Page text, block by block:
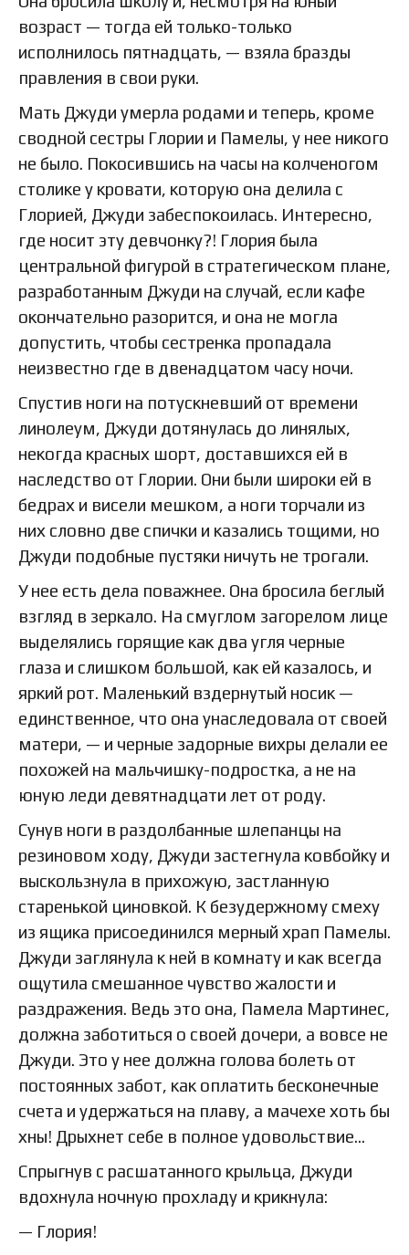
возраст — тогда ей только-только
исполнилось пятнадцать, — взяла бразды
правления в свои руки.
Мать Джуди умерла родами и теперь, кроме
сводной сестры Глории и Памелы, у нее никого
не было. Покосившись на часы на колченогом
столике у кровати, которую она делила с
Глорией, Джуди забеспокоилась. Интересно,
где носит эту девчонку?! Глория была
центральной фигурой в стратегическом плане,
разработанным Джуди на случай, если кафе
окончательно разорится, и она не могла
допустить, чтобы сестренка пропадала
неизвестно где в двенадцатом часу ночи.
Спустив ноги на потускневший от времени
линолеум, Джуди дотянулась до линялых,
некогда красных шорт, доставшихся ей в
наследство от Глории. Они были широки ей в
бедрах и висели мешком, а ноги торчали из
них словно две спички и казались тощими, но
Джуди подобные пустяки ничуть не трогали.
У нее есть дела поважнее. Она бросила беглый
взгляд в зеркало. На смуглом загорелом лице
выделялись горящие как два угля черные
глаза и слишком большой, как ей казалось, и
яркий рот. Маленький вздернутый носик —
единственное, что она унаследовала от своей
матери, — и черные задорные вихры делали ее
похожей на мальчишку-подростка, а не на
юную леди девятнадцати лет от роду.
Сунув ноги в раздолбанные шлепанцы на
резиновом ходу, Джуди застегнула ковбойку и
выскользнула в прихожую, застланную
старенькой циновкой. К безудержному смеху
из ящика присоединился мерный храп Памелы.
Джуди заглянула к ней в комнату и как всегда
ощутила смешанное чувство жалости и
раздражения. Ведь это она, Памела Мартинес,
должна заботиться о своей дочери, а вовсе не
Джуди. Это у нее должна голова болеть от
постоянных забот, как оплатить бесконечные
счета и удержаться на плаву, а мачехе хоть бы
хны! Дрыхнет себе в полное удовольствие…
Спрыгнув с расшатанного крыльца, Джуди
вдохнула ночную прохладу и крикнула:
— Глория!